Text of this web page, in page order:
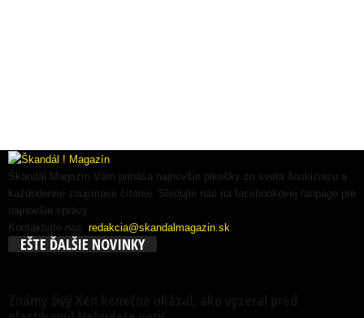
Škandál Magazín Vám prináša najnovšie pikošky zo sveta šoubiznizu a
každodenné zaujímavé čítanie. Sledujte nás na facebookovej fanpage pre
najnovšie správy.
Kontaktujte nás: redakcia@skandalmagazin.sk
EŠTE ĎALŠIE NOVINKY